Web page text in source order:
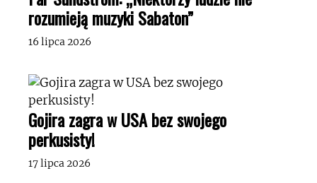
rozumieją muzyki Sabaton”
16 lipca 2026
Gojira zagra w USA bez swojego
perkusisty!
17 lipca 2026